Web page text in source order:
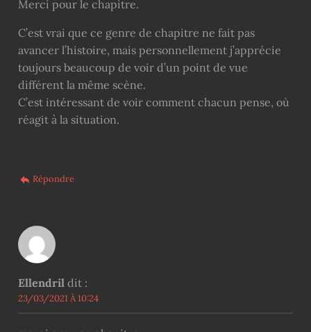
Merci pour le chapitre.
C’est vrai que ce genre de chapitre ne fait pas
avancer l’histoire, mais personnellement j’apprécie
toujours beaucoup de voir d’un point de vue
différent la même scène.
C’est intéressant de voir comment chacun pense, où
réagit à la situation.
Répondre
Ellendril dit :
23/03/2021 À 10:24